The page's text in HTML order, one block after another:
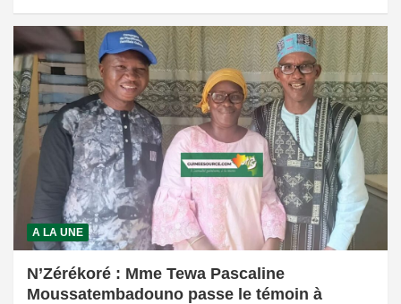
A LA UNE
N’Zérékoré : Mme Tewa Pascaline
Moussatembadouno passe le témoin à